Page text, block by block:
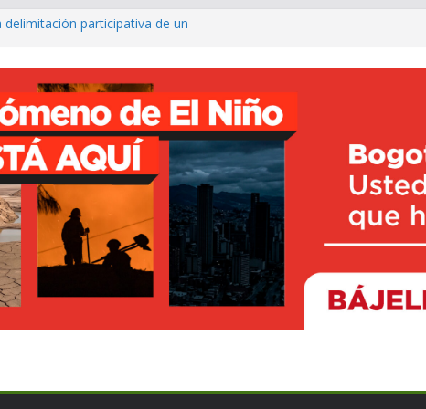
participativa de un
con prueba piloto para
inclusivo con entrega de sillas
adaptado
para fortalecer el turismo y los